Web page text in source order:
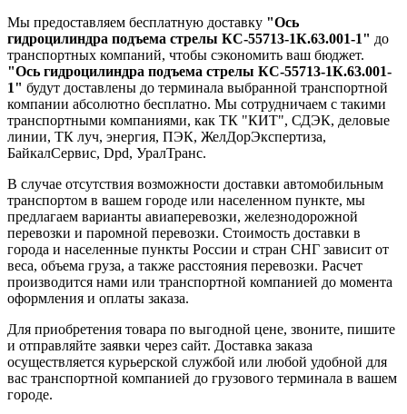
Мы предоставляем бесплатную доставку "Ось
гидроцилиндра подъема стрелы КС-55713-1К.63.001-1" до
транспортных компаний, чтобы сэкономить ваш бюджет.
"Ось гидроцилиндра подъема стрелы КС-55713-1К.63.001-
1" будут доставлены до терминала выбранной транспортной
компании абсолютно бесплатно. Мы сотрудничаем с такими
транспортными компаниями, как ТК "КИТ", СДЭК, деловые
линии, ТК луч, энергия, ПЭК, ЖелДорЭкспертиза,
БайкалСервис, Dpd, УралТранс.
В случае отсутствия возможности доставки автомобильным
транспортом в вашем городе или населенном пункте, мы
предлагаем варианты авиаперевозки, железнодорожной
перевозки и паромной перевозки. Стоимость доставки в
города и населенные пункты России и стран СНГ зависит от
веса, объема груза, а также расстояния перевозки. Расчет
производится нами или транспортной компанией до момента
оформления и оплаты заказа.
Для приобретения товара по выгодной цене, звоните, пишите
и отправляйте заявки через сайт. Доставка заказа
осуществляется курьерской службой или любой удобной для
вас транспортной компанией до грузового терминала в вашем
городе.